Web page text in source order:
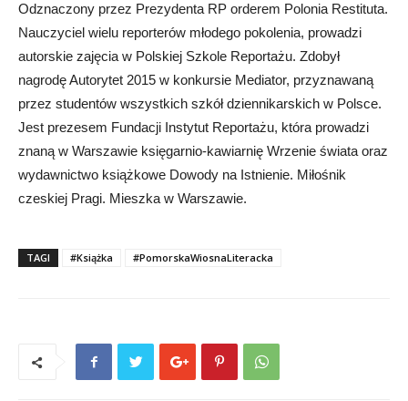
Odznaczony przez Prezydenta RP orderem Polonia Restituta.
Nauczyciel wielu reporterów młodego pokolenia, prowadzi
autorskie zajęcia w Polskiej Szkole Reportażu. Zdobył
nagrodę Autorytet 2015 w konkursie Mediator, przyznawaną
przez studentów wszystkich szkół dziennikarskich w Polsce.
Jest prezesem Fundacji Instytut Reportażu, która prowadzi
znaną w Warszawie księgarnio-kawiarnię Wrzenie świata oraz
wydawnictwo książkowe Dowody na Istnienie. Miłośnik
czeskiej Pragi. Mieszka w Warszawie.
TAGI #Książka #PomorskaWiosnaLiteracka